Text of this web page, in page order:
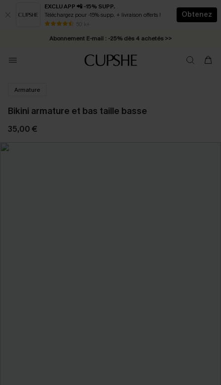
EXCLU APP 📲 -15% SUPP.
Téléchargez pour -15% supp. + livraison offerts !
50 k+
Obtenez
* Livraison éclair 2-3 jours ouvrés >>
Abonnement E-mail : -25% dès 4 achetés >>
Armature
Bikini armature et bas taille basse
35,00 €